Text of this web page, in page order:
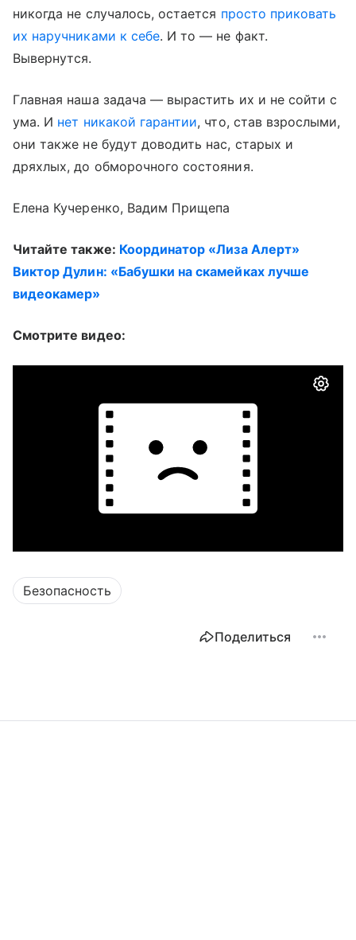
никогда не случалось, остается просто приковать
их наручниками к себе. И то — не факт.
Вывернутся.
Главная наша задача — вырастить их и не сойти с
ума. И нет никакой гарантии, что, став взрослыми,
они также не будут доводить нас, старых и
дряхлых, до обморочного состояния.
Елена Кучеренко, Вадим Прищепа
Читайте также: Координатор «Лиза Алерт»
Виктор Дулин: «Бабушки на скамейках лучше
видеокамер»
Смотрите видео:
Безопасность
Поделиться